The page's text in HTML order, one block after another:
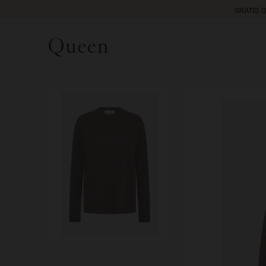
GRATIS